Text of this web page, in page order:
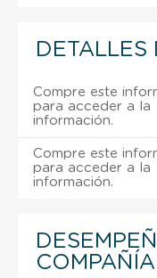
DETALLES
Compre este
para acceder a la
información.
Compre este
para acceder a la
información.
COMPAÑÍA